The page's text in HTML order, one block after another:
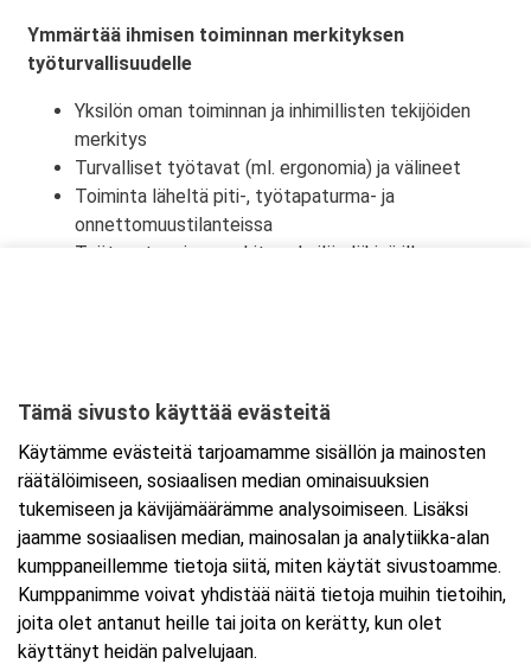
Ymmärtää ihmisen toiminnan merkityksen
työturvallisuudelle
Yksilön oman toiminnan ja inhimillisten tekijöiden
merkitys
Turvalliset työtavat (ml. ergonomia) ja välineet
Toiminta läheltä piti-, työtapaturma- ja
onnettomuustilanteissa
Työtapaturmien merkitys yksilön lähipiirille,
Ajankohta
Alkaa:7.12.2026 08:30
Päättyy:7.12.2026 16:00
Lisää tapahtuma kalenteriisi
Tämä sivusto käyttää evästeitä
Käytämme evästeitä tarjoamamme sisällön ja mainosten
räätälöimiseen, sosiaalisen median ominaisuuksien
tukemiseen ja kävijämäärämme analysoimiseen. Lisäksi
jaamme sosiaalisen median, mainosalan ja analytiikka-alan
kumppaneillemme tietoja siitä, miten käytät sivustoamme.
Kumppanimme voivat yhdistää näitä tietoja muihin tietoihin,
joita olet antanut heille tai joita on kerätty, kun olet
käyttänyt heidän palvelujaan.